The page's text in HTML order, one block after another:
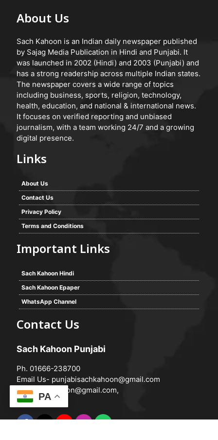
About Us
Sach Kahoon is an Indian daily newspaper published
by Sajag Media Publication in Hindi and Punjabi. It
was launched in 2002 (Hindi) and 2003 (Punjabi) and
has a strong readership across multiple Indian states.
The newspaper covers a wide range of topics
including business, sports, religion, technology,
health, education, and national & international news.
It focuses on verified reporting and unbiased
journalism, with a team working 24/7 and a growing
digital presence.
Links
About Us
Contact Us
Privacy Policy
Terms and Conditions
Important Links
Sach Kahoon Hindi
Sach Kahoon Epaper
WhatsApp Channel
Contact Us
Sach Kahoon Punjabi
Ph. 01666-238700
Email Us- punjabisachkahoon@gmail.com
hindisachkahoon@gmail.com,
PA